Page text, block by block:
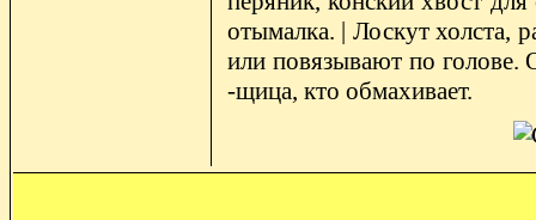
отымалка. | Лоскут холста,
или повязывают по голове.
-щица, кто обмахивает.